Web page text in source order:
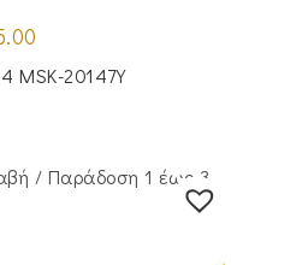
τιμή
είναι:
MSK-20147Y
/ Παράδoση 1 έως 3